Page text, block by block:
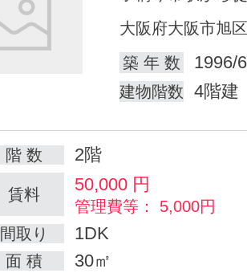
大阪府大阪市旭
築 年 数
1996/
建物階数 4階建
階 数 2階
賃料 50,000 円
管理費等： 5,000円
間取り
1DK
面 積 30㎡